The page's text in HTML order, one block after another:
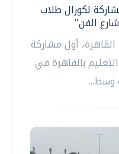
لكورال طلاب
الفن"
أول مشاركة
بالقاهرة في
وسط...